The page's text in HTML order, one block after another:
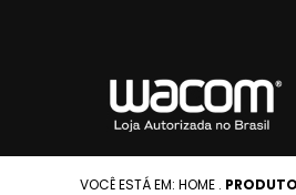
VOCÊ ESTÁ EM: HOME .